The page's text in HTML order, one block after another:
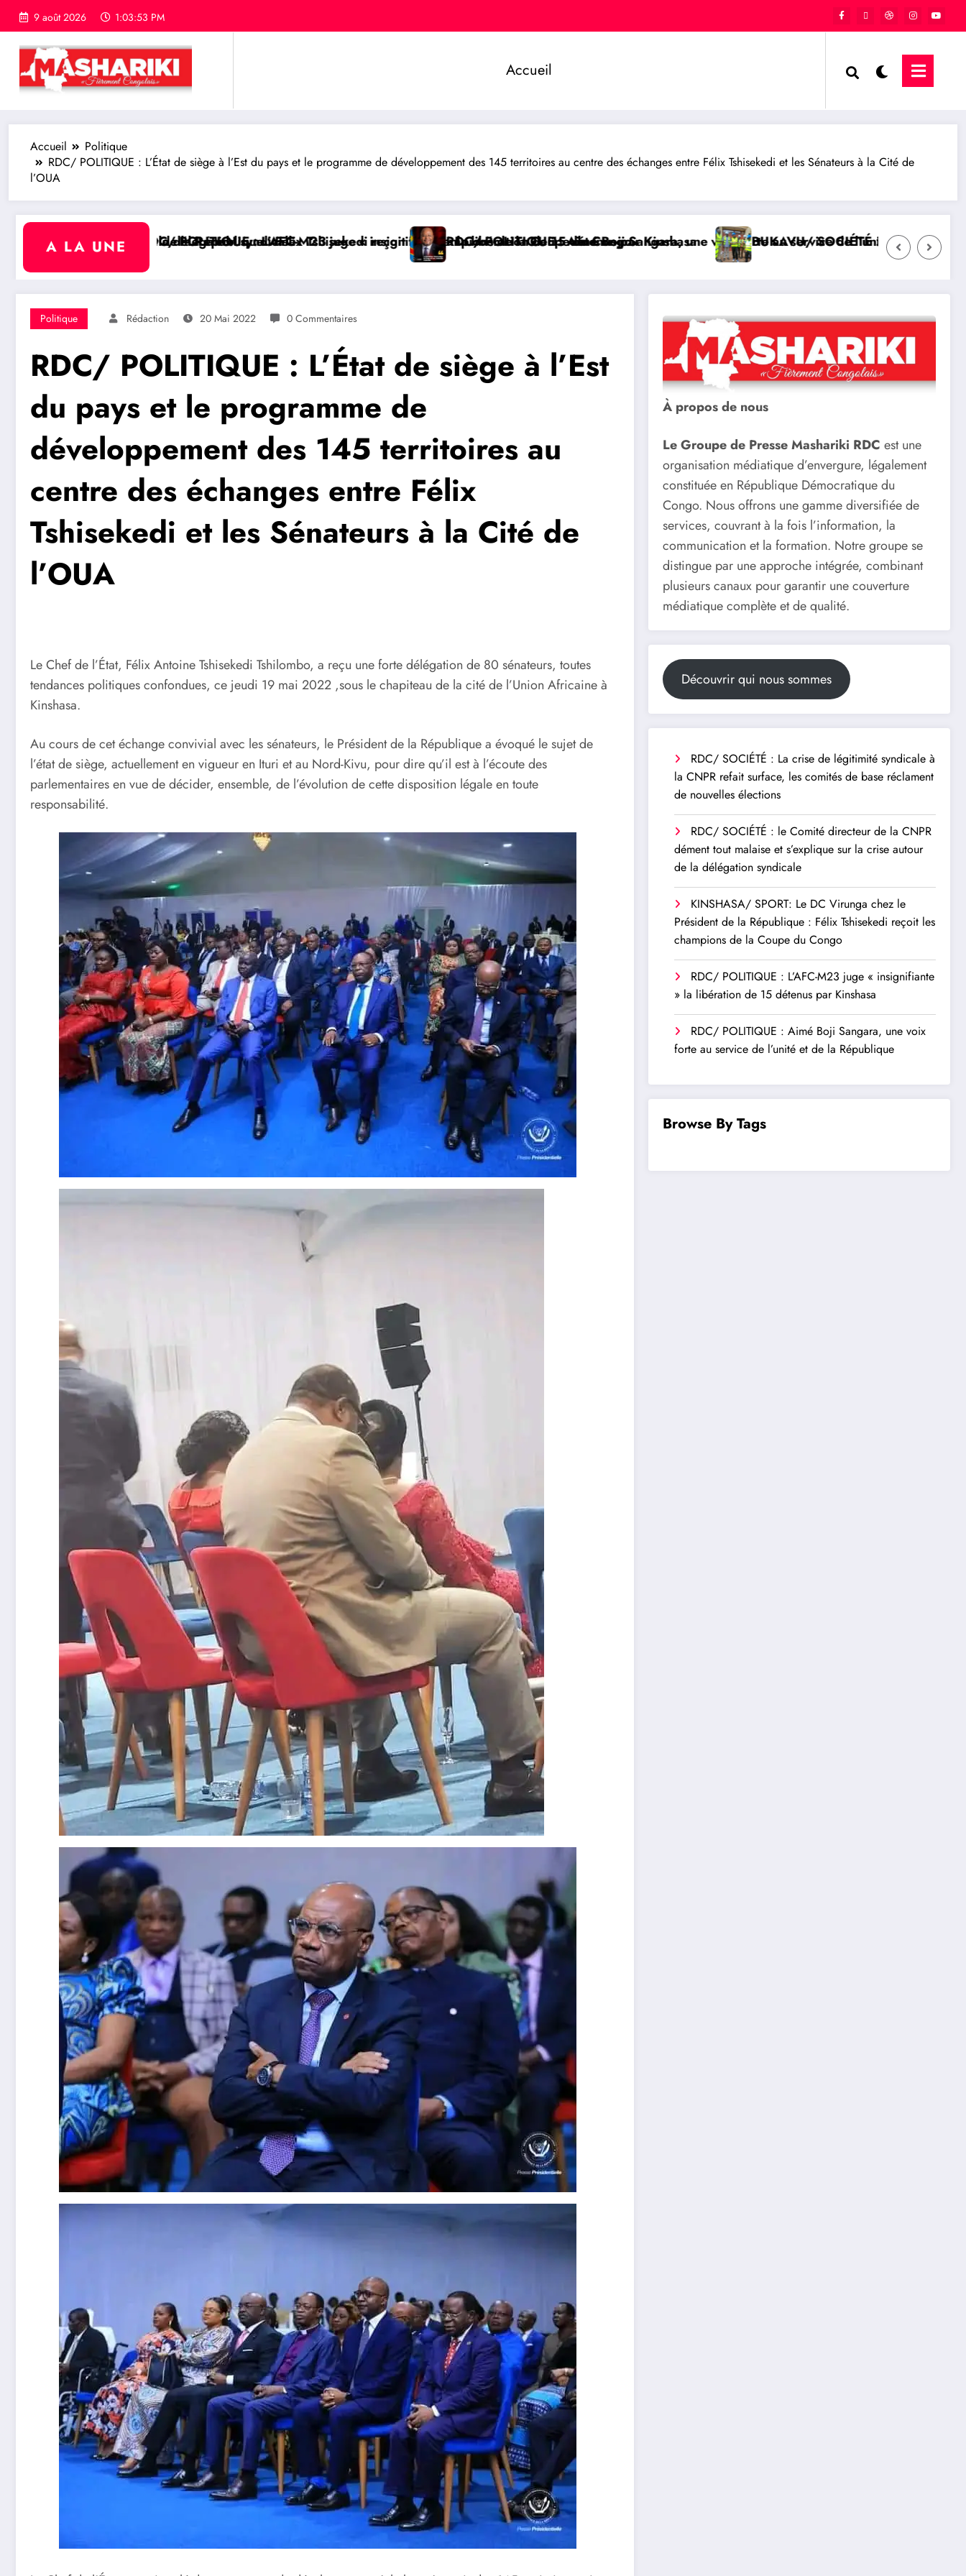
9 août 2026 1:03:54 PM
Accueil
Accueil
Politique
RDC/ POLITIQUE : L’État de siège à l’Est du pays et le programme de développement des 145 territoires au centre des échanges entre Félix Tshisekedi et les Sénateurs à la Cité de
l’OUA
A LA UNE
Tshisekedi reçoit les champions de la Coupe du Congo
M23 juge « insignifiante » la libération de 15 détenus par Kinshasa
RDC/ POLITIQUE : Aimé Boji Sangara, une voix forte au service de l’unité et de la République
BUKAVU/ SOCIÉTÉ : Lancement des travaux d’aménagement de la voirie sur
QATAR/ POLITIQUE :
Politique Rédaction 20 Mai 2022 0 Commentaires
RDC/ POLITIQUE : L’État de siège à l’Est
du pays et le programme de
développement des 145 territoires au
centre des échanges entre Félix
Tshisekedi et les Sénateurs à la Cité de
l’OUA
Le Chef de l’État, Félix Antoine Tshisekedi Tshilombo, a reçu une forte délégation de 80 sénateurs, toutes
tendances politiques confondues, ce jeudi 19 mai 2022 ,sous le chapiteau de la cité de l’Union Africaine à
Kinshasa.
Au cours de cet échange convivial avec les sénateurs, le Président de la République a évoqué le sujet de
l’état de siège, actuellement en vigueur en Ituri et au Nord-Kivu, pour dire qu’il est à l’écoute des
parlementaires en vue de décider, ensemble, de l’évolution de cette disposition légale en toute
responsabilité.
À propos de nous
Le Groupe de Presse Mashariki RDC est une
organisation médiatique d’envergure, légalement
constituée en République Démocratique du
Congo. Nous offrons une gamme diversifiée de
services, couvrant à la fois l’information, la
communication et la formation. Notre groupe se
distingue par une approche intégrée, combinant
plusieurs canaux pour garantir une couverture
médiatique complète et de qualité.
Découvrir qui nous sommes
RDC/ SOCIÉTÉ : La crise de légitimité syndicale à
la CNPR refait surface, les comités de base réclament
de nouvelles élections
RDC/ SOCIÉTÉ : le Comité directeur de la CNPR
dément tout malaise et s’explique sur la crise autour
de la délégation syndicale
KINSHASA/ SPORT: Le DC Virunga chez le
Président de la République : Félix Tshisekedi reçoit les
champions de la Coupe du Congo
RDC/ POLITIQUE : L’AFC-M23 juge « insignifiante
» la libération de 15 détenus par Kinshasa
RDC/ POLITIQUE : Aimé Boji Sangara, une voix
forte au service de l’unité et de la République
Browse By Tags